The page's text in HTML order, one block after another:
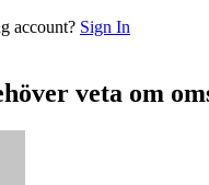
account? Sign In
veta om